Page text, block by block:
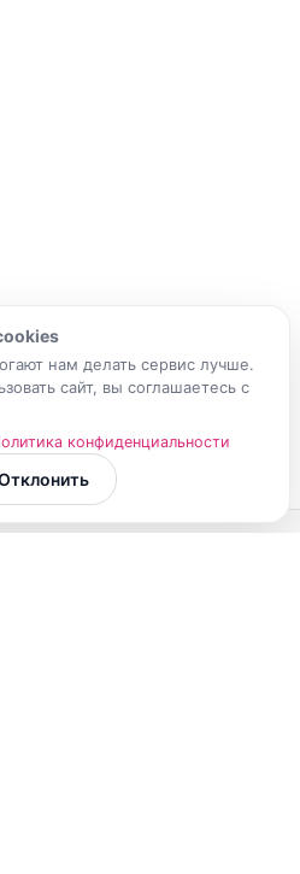
нам делать сервис лучше.
сайт, вы соглашаетесь с
конфиденциальности